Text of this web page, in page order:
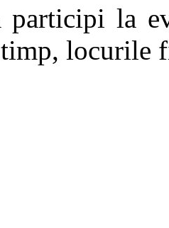
participi la
locurile